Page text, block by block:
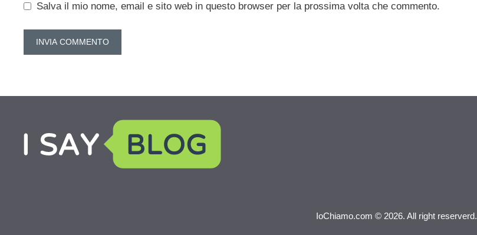
Salva il mio nome, email e sito web in questo browser per la prossima volta che commento.
IoChiamo.com © 2026. All right reserverd.